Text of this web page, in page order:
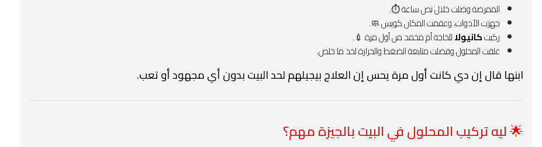
الممرضة وصلت خلال نص ساعة ⏱️.
جهزت الأدوات، وعقمت المكان كويس 🧼.
ركبتكانيولاللحاجة أم محمد من أول مرة 💉.
علقت المحلول وفضلت متابعة الضغط والحرارة لحد ما خلص.
ابنها قال إن دي كانت أول مرة يحس إن العلاج بيجيلهم لحد البيت بدون أي مجهود أو تعب.
🌟 ليه تركيب المحلول في البيت بالجيزة مهم؟